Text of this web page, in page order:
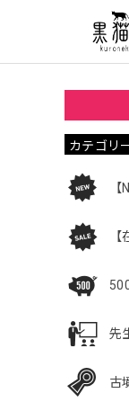
カテゴリ
先
古